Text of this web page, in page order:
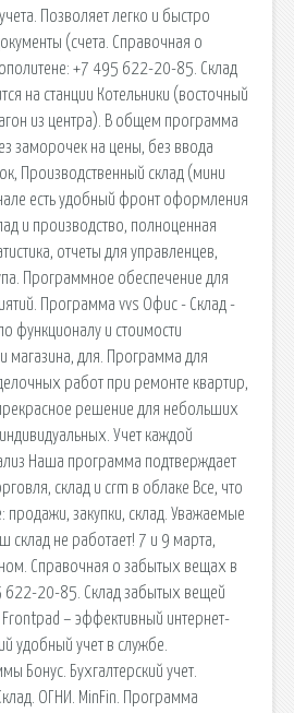
Позволяет легко и быстро
(счета. Справочная о
+7 495 622-20-85. Склад
на станции Котельники (восточный
из центра). В общем программа
заморочек на цены, без ввода
Производственный склад (мини
есть удобный фронт оформления
и производство, полноценная
отчеты для управленцев,
Программное обеспечение для
Программа vvs Офис - Склад -
функционалу и стоимости
магазина, для. Программа для
работ при ремонте квартир,
решение для небольших
Учет каждой
Наша программа подтверждает
склад и crm в облаке Все, что
продажи, закупки, склад. Уважаемые
склад не работает! 7 и 9 марта,
Справочная о забытых вещах в
622-20-85. Склад забытых вещей
– эффективный интернет-
удобный учет в службе.
Бонус. Бухгалтерский учет.
ОГНИ. MinFin. Программа